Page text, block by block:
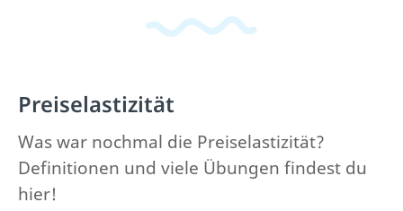
Preiselastizität
Was war nochmal die Preiselastizität?
Definitionen und viele Übungen findest du
hier!